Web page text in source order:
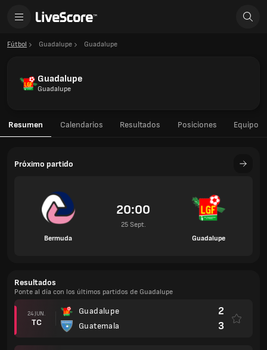
Fútbol Guadalupe Guadalupe
Guadalupe
Guadalupe
Resumen Calendarios Resultados Posiciones Equipo
Próximo partido
Bermuda
20:00
25 Sept.
Guadalupe
Resultados
Ponte al día con los últimos partidos de Guadalupe
24 JUN.
TC
Guadalupe
Guatemala
2
3